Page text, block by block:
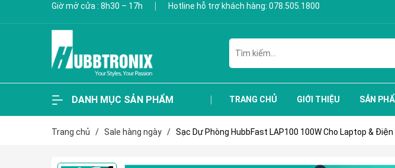
Giờ mở cửa : 8h30 – 17h Hotline hỗ trợ khách hàng: 078.505.1800
DANH MỤC SẢN PHẨM TRANG CHỦ GIỚI THIỆU SẢN
Trang chủ / Sale hàng ngày / Sạc Dự Phòng HubbFast LAP100 100W Cho Laptop &